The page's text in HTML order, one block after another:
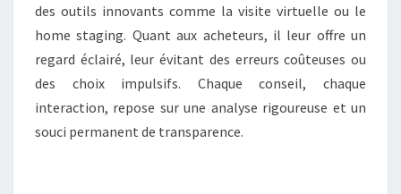
des outils innovants comme la visite virtuelle ou le
home staging. Quant aux acheteurs, il leur offre un
regard éclairé, leur évitant des erreurs coûteuses ou
des choix impulsifs. Chaque conseil, chaque
interaction, repose sur une analyse rigoureuse et un
souci permanent de transparence.